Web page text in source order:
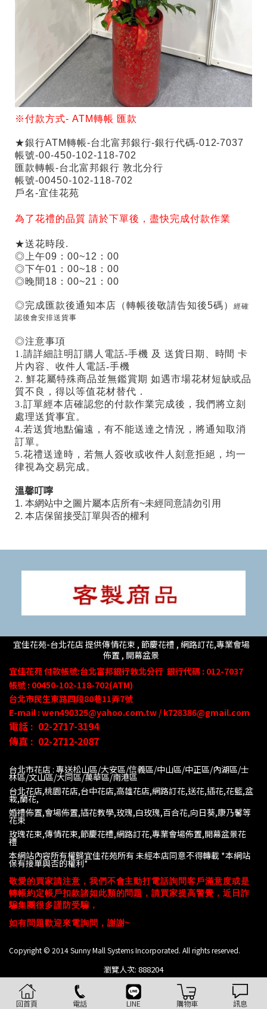
回首頁 電話 LINE 購物車 訊息
※付款方式-ATM轉帳 匯款
★銀行ATM轉帳-台北富邦銀行-銀行代碼-012-7037
帳號-00-450-102-118-702
匯款轉帳-台北富邦銀行 敦北分行
帳號-00450-102-118-702
戶名-宜佳花苑
為了花禮的品質 請於下單後，盡快完成付款作業
★送花時段.
◎上午09：00~12：00
◎下午01：00~18：00
◎晚間18：00~21：00
◎完成匯款後通知本店（轉帳後敬請告知後5碼）
經確
認後會安排送貨事
◎注意事項
1.請詳細註明訂購人電話-手機 及 送貨日期、時間 卡
片內容、收件人電話-手機
2. 鮮花屬特殊商品並無鑑賞期 如遇市場花材短缺或品
質不良，得以等值花材替代．
3.訂單經本店確認您的付款作業完成後，我們將立刻
處理送貨事宜。
4.若送貨地點偏遠，有不能送達之情況，將通知取消
訂單。
5.花禮送達時，若無人簽收或收件人刻意拒絕，均一
律視為交易完成。
溫馨叮嚀
1. 本網站中之圖片屬本店所有~未經同意請勿引用
2. 本店保留接受訂單與否的權利
宜佳花苑-台北花店 提供傳情花束 , 節慶花禮 , 網路訂花,專業會場
佈置 , 開幕盆景
宜佳花苑付款帳號:台北富邦銀行敦北分行 銀行代碼 : 012-7037
帳號 : 00450-102-118-702(ATM)
台北市民生東路四段80巷11弄7號
E-mail : wen490325@yahoo.com.tw / k728386@gmail.com
電話 : 02-2717-3194
傳真 : 02-2712-2087
台北市花店 : 專送松山區/大安區/信義區/中山區/中正區/內湖區/士
林區/文山區/大同區/萬華區/南港區
台北花店,桃園花店,台中花店,高雄花店,網路訂花,送花,插花,花籃,盆
栽,蘭花,
婚禮佈置,會場佈置,插花教學,玫瑰,白玫瑰,百合花,向日葵,康乃馨等
花束
玫瑰花束,傳情花束,節慶花禮,網路訂花,專業會場佈置,開幕盆景花
禮
本網站內容所有權歸宜佳花苑所有 未經本店同意不得轉載 *本網站
保有接單與否的權利*
敬愛的買家請注意，我們不會主動打電話詢問客戶滿意度或是
轉帳約定帳戶扣款諸如此類的問題，請買家提高警覺，近日詐
騙集團很多謹防受騙，
如有問題歡迎來電詢問，謝謝~
Copyright © 2014 Sunny Mall Systems Incorporated. All rights reserved.
瀏覽人次: 888204